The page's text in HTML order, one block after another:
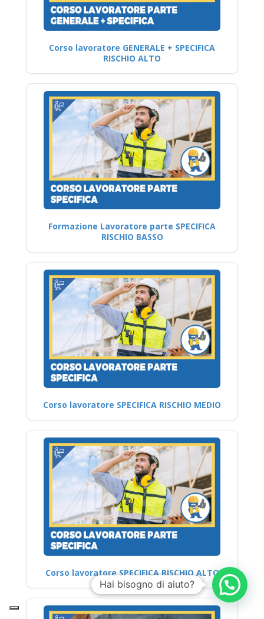
Corso lavoratore GENERALE + SPECIFICA
RISCHIO ALTO
Formazione Lavoratore parte SPECIFICA
RISCHIO BASSO
Corso lavoratore SPECIFICA RISCHIO MEDIO
Corso lavoratore SPECIFICA RISCHIO ALTO